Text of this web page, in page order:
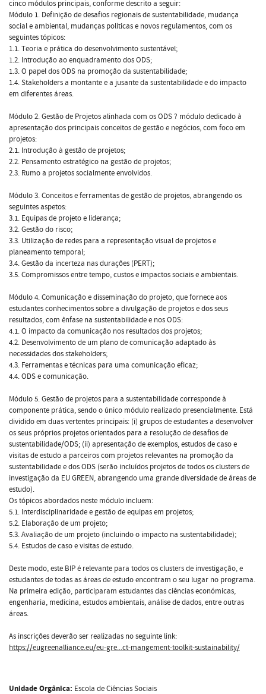
cinco módulos principais, conforme descrito a seguir:
Módulo 1. Definição de desafios regionais de sustentabilidade, mudança
social e ambiental, mudanças políticas e novos regulamentos, com os
seguintes tópicos:
1.1. Teoria e prática do desenvolvimento sustentável;
1.2. Introdução ao enquadramento dos ODS;
1.3. O papel dos ODS na promoção da sustentabilidade;
1.4. Stakeholders a montante e a jusante da sustentabilidade e do impacto
em diferentes áreas.
Módulo 2. Gestão de Projetos alinhada com os ODS ? módulo dedicado à
apresentação dos principais conceitos de gestão e negócios, com foco em
projetos:
2.1. Introdução à gestão de projetos;
2.2. Pensamento estratégico na gestão de projetos;
2.3. Rumo a projetos socialmente envolvidos.
Módulo 3. Conceitos e ferramentas de gestão de projetos, abrangendo os
seguintes aspetos:
3.1. Equipas de projeto e liderança;
3.2. Gestão do risco;
3.3. Utilização de redes para a representação visual de projetos e
planeamento temporal;
3.4. Gestão da incerteza nas durações (PERT);
3.5. Compromissos entre tempo, custos e impactos sociais e ambientais.
Módulo 4. Comunicação e disseminação do projeto, que fornece aos
estudantes conhecimentos sobre a divulgação de projetos e dos seus
resultados, com ênfase na sustentabilidade e nos ODS:
4.1. O impacto da comunicação nos resultados dos projetos;
4.2. Desenvolvimento de um plano de comunicação adaptado às
necessidades dos stakeholders;
4.3. Ferramentas e técnicas para uma comunicação eficaz;
4.4. ODS e comunicação.
Módulo 5. Gestão de projetos para a sustentabilidade corresponde à
componente prática, sendo o único módulo realizado presencialmente. Está
dividido em duas vertentes principais: (i) grupos de estudantes a desenvolver
os seus próprios projetos orientados para a resolução de desafios de
sustentabilidade/ODS; (ii) apresentação de exemplos, estudos de caso e
visitas de estudo a parceiros com projetos relevantes na promoção da
sustentabilidade e dos ODS (serão incluídos projetos de todos os clusters de
investigação da EU GREEN, abrangendo uma grande diversidade de áreas de
estudo).
Os tópicos abordados neste módulo incluem:
5.1. Interdisciplinaridade e gestão de equipas em projetos;
5.2. Elaboração de um projeto;
5.3. Avaliação de um projeto (incluindo o impacto na sustentabilidade);
5.4. Estudos de caso e visitas de estudo.
Deste modo, este BIP é relevante para todos os clusters de investigação, e
estudantes de todas as áreas de estudo encontram o seu lugar no programa.
Na primeira edição, participaram estudantes das ciências económicas,
engenharia, medicina, estudos ambientais, análise de dados, entre outras
áreas.
As inscrições deverão ser realizadas no seguinte link:
https://eugreenalliance.eu/eu-gre...ct-mangement-toolkit-sustainability/
Unidade Orgânica: Escola de Ciências Sociais